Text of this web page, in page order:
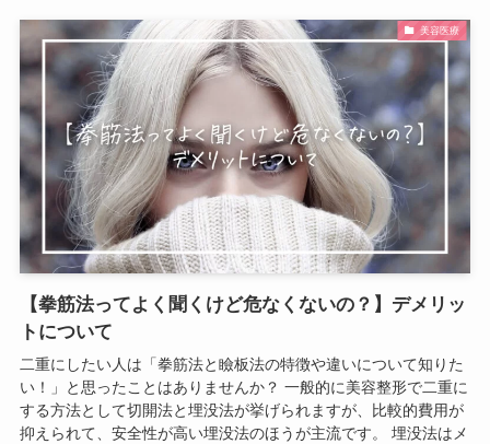
美容医療
【拳筋法ってよく聞くけど危なくないの？】デメリッ
トについて
二重にしたい人は「拳筋法と瞼板法の特徴や違いについて知りた
い！」と思ったことはありませんか？ 一般的に美容整形で二重に
する方法として切開法と埋没法が挙げられますが、比較的費用が
抑えられて、安全性が高い埋没法のほうが主流です。 埋没法はメ